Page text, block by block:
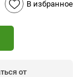
от
В избранное